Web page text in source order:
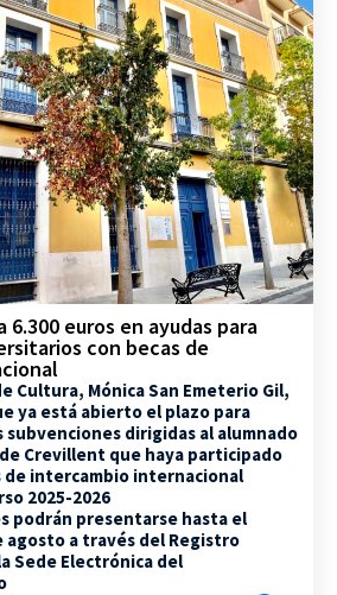
euros en ayudas para
con becas de
Cultura, Mónica San Emeterio Gil,
ya está abierto el plazo para
dirigidas al alumnado
Crevillent que haya participado
de intercambio internacional
2025-2026
podrán presentarse hasta el
agosto a través del Registro
Sede Electrónica del